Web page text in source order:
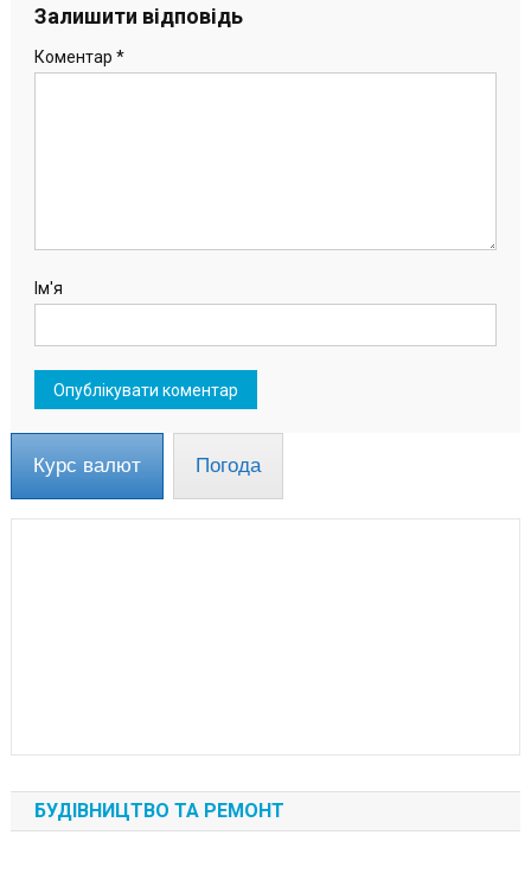
записів
Залишити відповідь
Коментар *
Ім'я
Курс валют Погода
БУДІВНИЦТВО ТА РЕМОНТ